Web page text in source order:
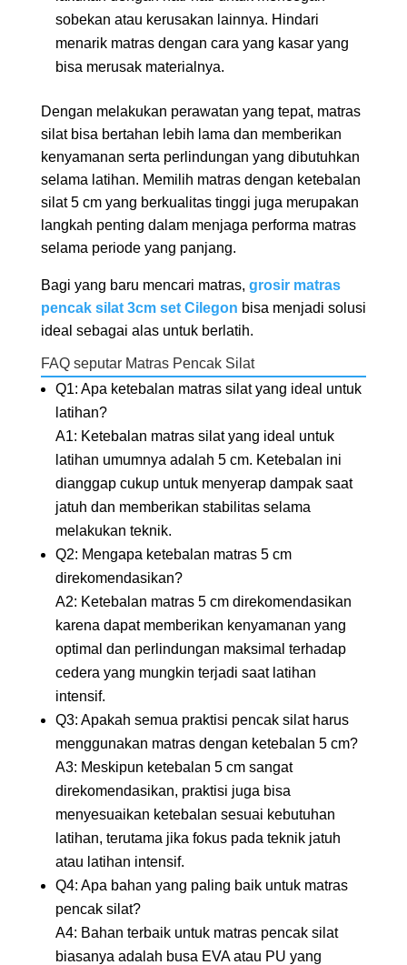
sobekan atau kerusakan lainnya. Hindari
menarik matras dengan cara yang kasar yang
bisa merusak materialnya.
Dengan melakukan perawatan yang tepat, matras
silat bisa bertahan lebih lama dan memberikan
kenyamanan serta perlindungan yang dibutuhkan
selama latihan. Memilih matras dengan ketebalan
silat 5 cm yang berkualitas tinggi juga merupakan
langkah penting dalam menjaga performa matras
selama periode yang panjang.
Bagi yang baru mencari matras, grosir matras
pencak silat 3cm set Cilegon bisa menjadi solusi
ideal sebagai alas untuk berlatih.
FAQ seputar Matras Pencak Silat
Q1: Apa ketebalan matras silat yang ideal untuk
latihan?
A1: Ketebalan matras silat yang ideal untuk
latihan umumnya adalah 5 cm. Ketebalan ini
dianggap cukup untuk menyerap dampak saat
jatuh dan memberikan stabilitas selama
melakukan teknik.
Q2: Mengapa ketebalan matras 5 cm
direkomendasikan?
A2: Ketebalan matras 5 cm direkomendasikan
karena dapat memberikan kenyamanan yang
optimal dan perlindungan maksimal terhadap
cedera yang mungkin terjadi saat latihan
intensif.
Q3: Apakah semua praktisi pencak silat harus
menggunakan matras dengan ketebalan 5 cm?
A3: Meskipun ketebalan 5 cm sangat
direkomendasikan, praktisi juga bisa
menyesuaikan ketebalan sesuai kebutuhan
latihan, terutama jika fokus pada teknik jatuh
atau latihan intensif.
Q4: Apa bahan yang paling baik untuk matras
pencak silat?
A4: Bahan terbaik untuk matras pencak silat
biasanya adalah busa EVA atau PU yang